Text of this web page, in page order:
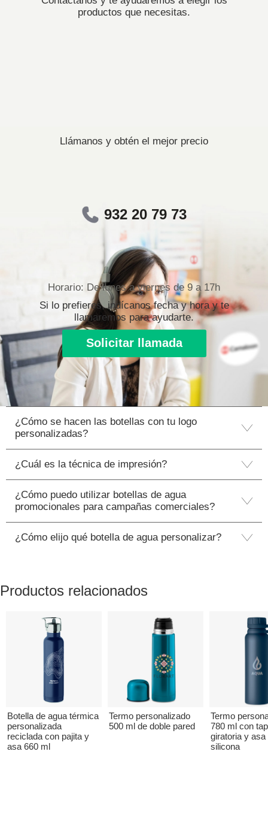
productos que necesitas.
Llámanos y obtén el mejor precio
932 20 79 73
Horario: De lunes a viernes de 9 a 17h
Si lo prefieres, indícanos fecha y hora y te
llamaremos para ayudarte.
Solicitar llamada
¿Cómo se hacen las botellas con tu logo
personalizadas?
¿Cuál es la técnica de impresión?
¿Cómo puedo utilizar botellas de agua
promocionales para campañas comerciales?
¿Cómo elijo qué botella de agua personalizar?
Productos relacionados
Botella de agua térmica
personalizada
reciclada con pajita y
asa 660 ml
Termo personalizado
500 ml de doble pared
Termo
780 ml con
giratoria y asa
silicona